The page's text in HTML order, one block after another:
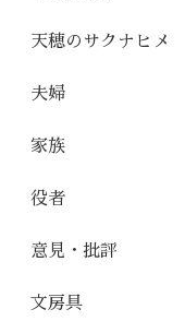
天穂のサクナヒメ
夫婦
家族
役者
意見・批評
文房具